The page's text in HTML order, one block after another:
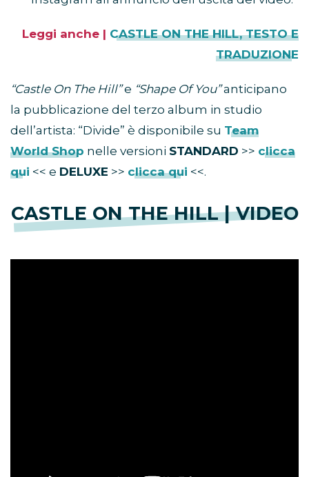
Leggi anche | CASTLE ON THE HILL, TESTO E
TRADUZIONE
“Castle On The Hill”e “Shape Of You”anticipano
la pubblicazione del terzo album in studio
dell’artista: “Divide” è disponibile su Team
World Shop nelle versioni STANDARD >> clicca
qui << e DELUXE >> clicca qui <<.
CASTLE ON THE HILL | VIDEO